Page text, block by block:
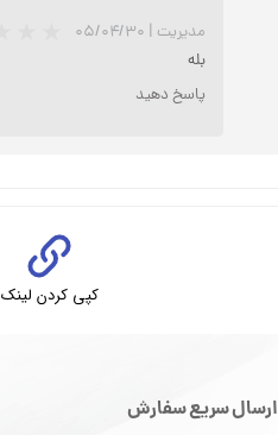
مدیریت | ۰۵/۰۴/۳۰
بله
پاسخ دهید
کپی کردن لینک
ارسال سریع سفارش